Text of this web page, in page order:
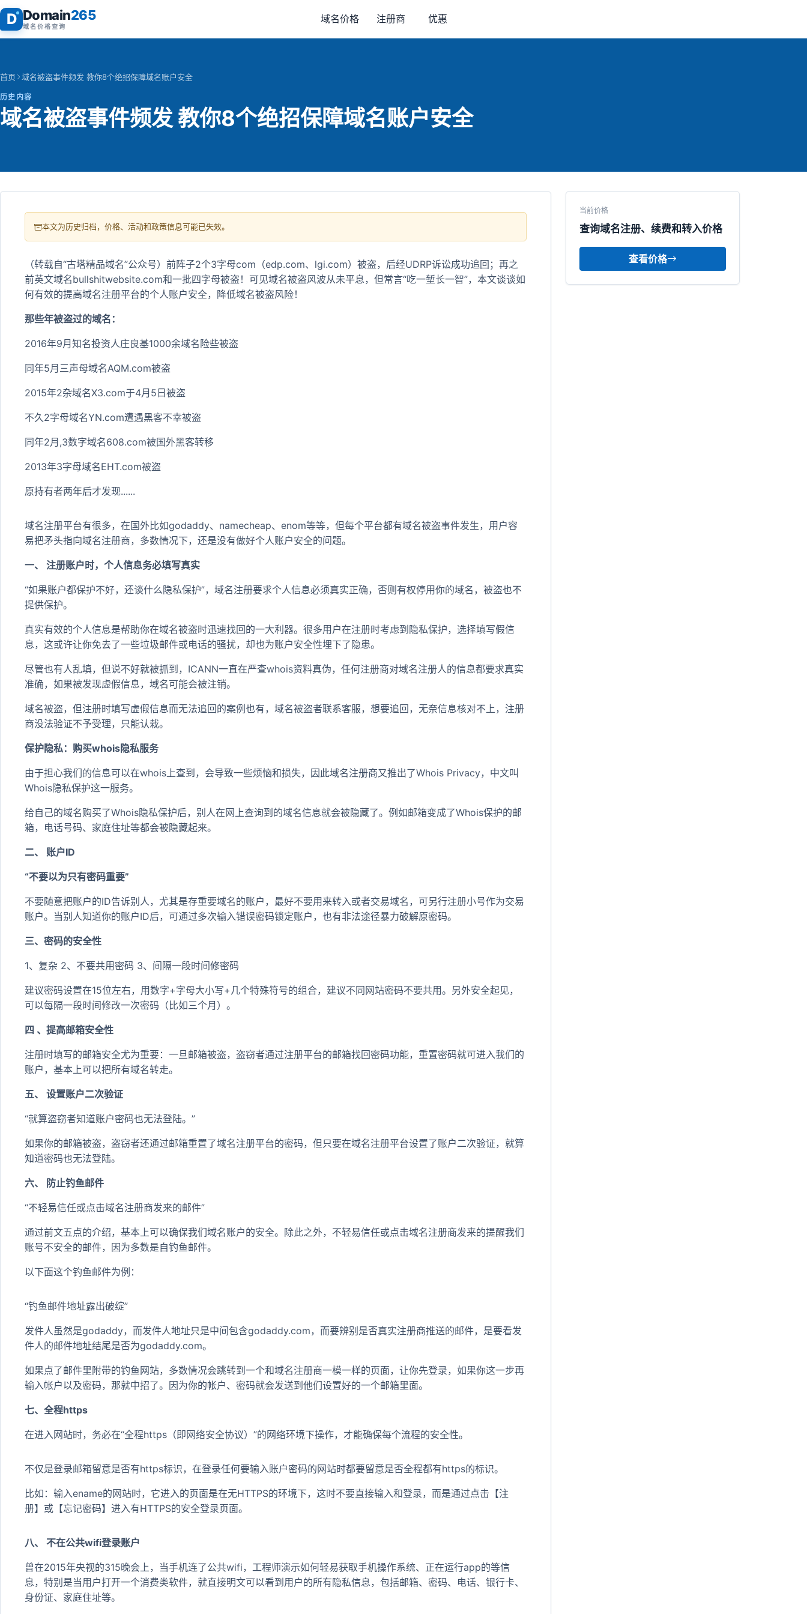
D Domain265
域名价格查询
域名价格 注册商 优惠
首页 域名被盗事件频发 教你8个绝招保障域名账户安全
历史内容
域名被盗事件频发 教你8个绝招保障域名账户安全
本文为历史归档，价格、活动和政策信息可能已失效。
（转载自“古塔精品域名”公众号）前阵子2个3字母com（edp.com、lgi.com）被盗，后经UDRP诉讼成功追回；再之
前英文域名bullshitwebsite.com和一批四字母被盗！可见域名被盗风波从未平息，但常言“吃一堑长一智”，本文谈谈如
何有效的提高域名注册平台的个人账户安全，降低域名被盗风险！
那些年被盗过的域名：
2016年9月知名投资人庄良基1000余域名险些被盗
同年5月三声母域名AQM.com被盗
2015年2杂域名X3.com于4月5日被盗
不久2字母域名YN.com遭遇黑客不幸被盗
同年2月,3数字域名608.com被国外黑客转移
2013年3字母域名EHT.com被盗
原持有者两年后才发现......
域名注册平台有很多，在国外比如godaddy、namecheap、enom等等，但每个平台都有域名被盗事件发生，用户容
易把矛头指向域名注册商，多数情况下，还是没有做好个人账户安全的问题。
一、 注册账户时，个人信息务必填写真实
“如果账户都保护不好，还谈什么隐私保护”，域名注册要求个人信息必须真实正确，否则有权停用你的域名，被盗也不
提供保护。
真实有效的个人信息是帮助你在域名被盗时迅速找回的一大利器。很多用户在注册时考虑到隐私保护，选择填写假信
息，这或许让你免去了一些垃圾邮件或电话的骚扰，却也为账户安全性埋下了隐患。
尽管也有人乱填，但说不好就被抓到，ICANN一直在严查whois资料真伪，任何注册商对域名注册人的信息都要求真实
准确，如果被发现虚假信息，域名可能会被注销。
域名被盗，但注册时填写虚假信息而无法追回的案例也有，域名被盗者联系客服，想要追回，无奈信息核对不上，注册
商没法验证不予受理，只能认栽。
保护隐私：购买whois隐私服务
由于担心我们的信息可以在whois上查到，会导致一些烦恼和损失，因此域名注册商又推出了Whois Privacy，中文叫
Whois隐私保护这一服务。
给自己的域名购买了Whois隐私保护后，别人在网上查询到的域名信息就会被隐藏了。例如邮箱变成了Whois保护的邮
箱，电话号码、家庭住址等都会被隐藏起来。
二、 账户ID
“不要以为只有密码重要”
不要随意把账户的ID告诉别人，尤其是存重要域名的账户，最好不要用来转入或者交易域名，可另行注册小号作为交易
账户。当别人知道你的账户ID后，可通过多次输入错误密码锁定账户，也有非法途径暴力破解原密码。
三、密码的安全性
1、复杂 2、不要共用密码 3、间隔一段时间修密码
建议密码设置在15位左右，用数字+字母大小写+几个特殊符号的组合，建议不同网站密码不要共用。另外安全起见，
可以每隔一段时间修改一次密码（比如三个月）。
四 、提高邮箱安全性
注册时填写的邮箱安全尤为重要：一旦邮箱被盗，盗窃者通过注册平台的邮箱找回密码功能，重置密码就可进入我们的
账户，基本上可以把所有域名转走。
五、 设置账户二次验证
“就算盗窃者知道账户密码也无法登陆。”
如果你的邮箱被盗，盗窃者还通过邮箱重置了域名注册平台的密码，但只要在域名注册平台设置了账户二次验证，就算
知道密码也无法登陆。
六、 防止钓鱼邮件
“不轻易信任或点击域名注册商发来的邮件”
通过前文五点的介绍，基本上可以确保我们域名账户的安全。除此之外，不轻易信任或点击域名注册商发来的提醒我们
账号不安全的邮件，因为多数是自钓鱼邮件。
以下面这个钓鱼邮件为例：
“钓鱼邮件地址露出破绽”
发件人虽然是godaddy，而发件人地址只是中间包含godaddy.com，而要辨别是否真实注册商推送的邮件，是要看发
件人的邮件地址结尾是否为godaddy.com。
如果点了邮件里附带的钓鱼网站，多数情况会跳转到一个和域名注册商一模一样的页面，让你先登录，如果你这一步再
输入帐户以及密码，那就中招了。因为你的帐户、密码就会发送到他们设置好的一个邮箱里面。
七、全程https
在进入网站时，务必在“全程https（即网络安全协议）”的网络环境下操作，才能确保每个流程的安全性。
不仅是登录邮箱留意是否有https标识，在登录任何要输入账户密码的网站时都要留意是否全程都有https的标识。
比如：输入ename的网站时，它进入的页面是在无HTTPS的环境下，这时不要直接输入和登录，而是通过点击【注
册】或【忘记密码】进入有HTTPS的安全登录页面。
八、 不在公共wifi登录账户
曾在2015年央视的315晚会上，当手机连了公共wifi，工程师演示如何轻易获取手机操作系统、正在运行app的等信
息，特别是当用户打开一个消费类软件，就直接明文可以看到用户的所有隐私信息，包括邮箱、密码、电话、银行卡、
身份证、家庭住址等。
当前价格
查询域名注册、续费和转入价格
查看价格